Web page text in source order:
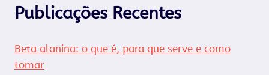
Publicações Recentes
Beta alanina: o que é, para que serve e como
tomar